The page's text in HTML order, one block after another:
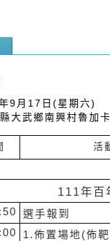
9月17日(星期六)
大武鄉南興村魯加
活
111年百
選手報到
1.佈置場地(佈